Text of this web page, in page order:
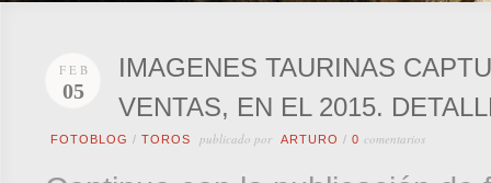
FEB
05
IMAGENES TAURINAS
VENTAS, EN EL 2015.
FOTOBLOG / TOROS publicado por ARTURO / 0 comentarios